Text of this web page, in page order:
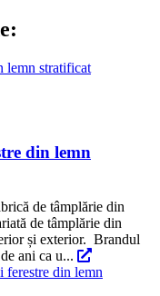
din lemn
de tâmplărie din
de tâmplărie din
și exterior. Brandul
ani ca u...